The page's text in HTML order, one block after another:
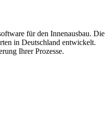
für den Innenausbau. Die
in Deutschland entwickelt.
Ihrer Prozesse.